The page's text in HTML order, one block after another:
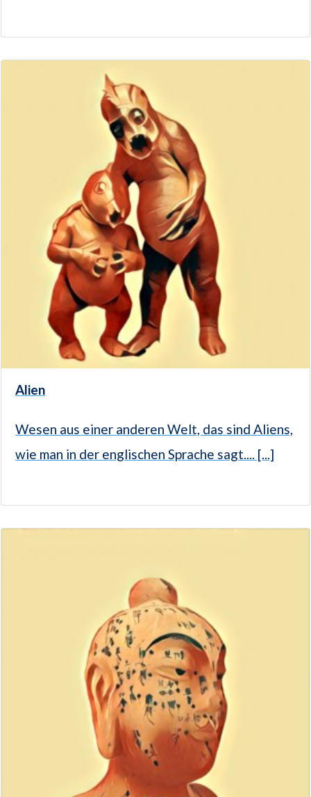
Alien
Wesen aus einer anderen Welt, das sind Aliens,
wie man in der englischen Sprache sagt.... [...]